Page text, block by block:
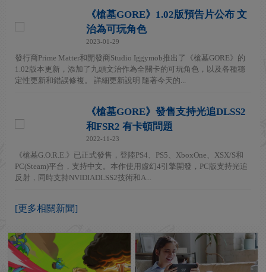
《槍墓GORE》1.02版預告片公布 文
治為可玩角色
2023-01-29
發行商Prime Matter和開發商Studio Iggymob推出了《槍墓GORE》的
1.02版本更新，添加了九頭文治作為全關卡的可玩角色，以及各種穩
定性更新和錯誤修複。 詳細更新說明 隨著今天的...
《槍墓GORE》發售支持光追DLSS2
和FSR2 有卡頓問題
2022-11-23
《槍墓G.O.R.E.》已正式發售，登陸PS4、PS5、XboxOne、XSX/S和
PC(Steam)平台，支持中文。本作使用虛幻4引擎開發，PC版支持光追
反射，同時支持NVIDIADLSS2技術和A...
[更多相關新聞]